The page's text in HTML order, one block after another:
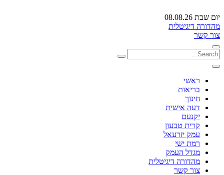
יום שבת 08.08.26
מהדורה דיגיטלית
צור קשר
ראשי
בריאות
חינוך
דעה אישית
יקנעם
קרית טבעון
עמק יזרעאל
רמת ישי
מגדל העמק
מהדורה דיגיטלית
צור קשר